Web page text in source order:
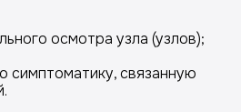
осмотра узла (узлов);
симптоматику, связанную